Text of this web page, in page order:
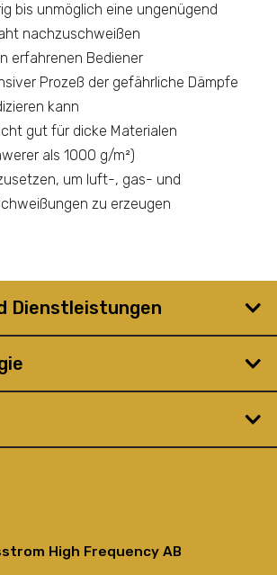
bis unmöglich eine ungenügend
nachzuschweißen
erfahrenen Bediener
Prozeß der gefährliche Dämpfe
kann
gut für dicke Materialen
als 1000 g/m²)
um luft-, gas- und
zu erzeugen
Dienstleistungen
High Frequency AB